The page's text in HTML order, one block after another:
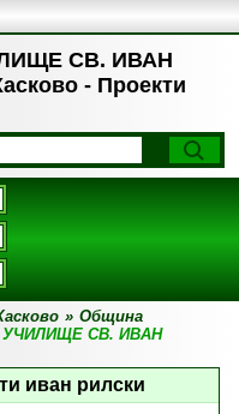
СВ. ИВАН
- Проекти
» Община
СВ. ИВАН
иван рилски